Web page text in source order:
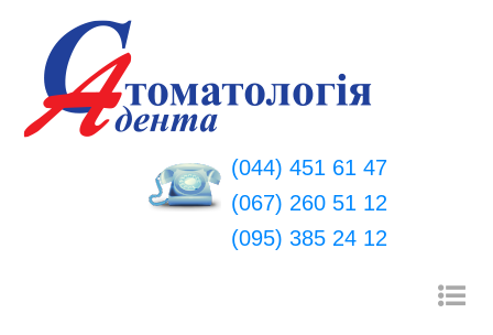
(044) 451 61 47
(067) 260 51 12
(095) 385 24 12